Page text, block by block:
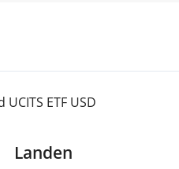
ETF USD
Landen